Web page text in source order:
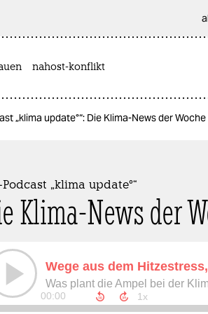
nahost-konflikt
„klima update°“: Die Klima-News der Woche
„klima update°“
Klima-News der